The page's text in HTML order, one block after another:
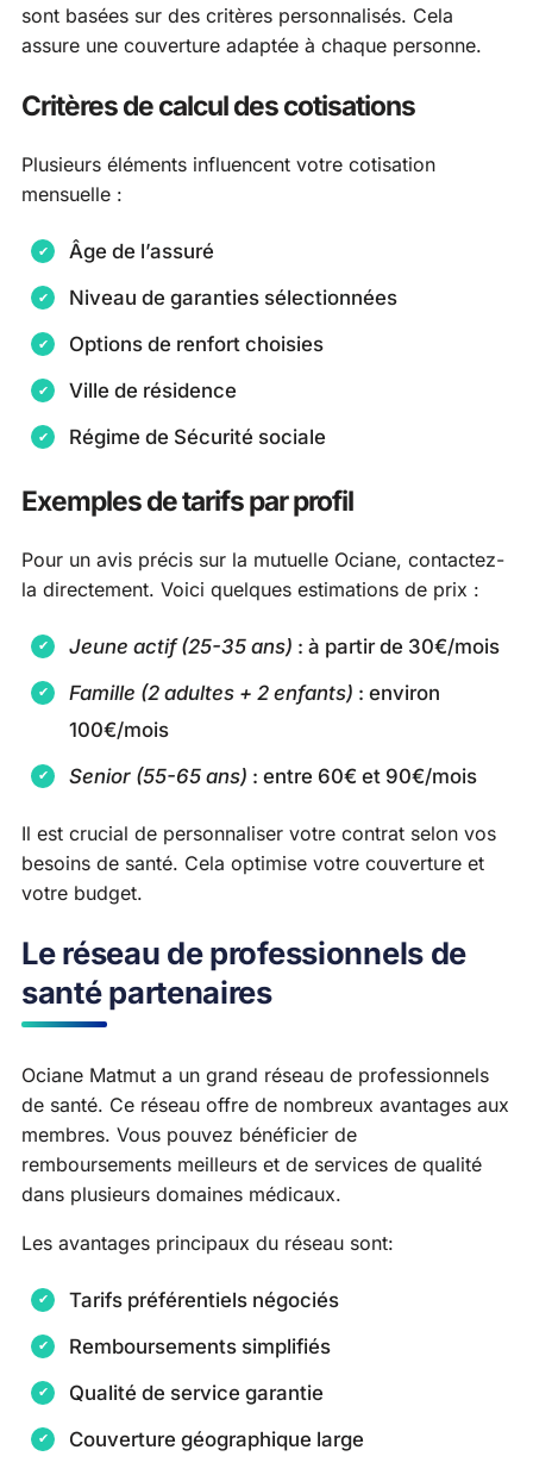
sont basées sur des critères personnalisés. Cela
assure une couverture adaptée à chaque personne.
Critères de calcul des cotisations
Plusieurs éléments influencent votre cotisation
mensuelle :
Âge de l’assuré
Niveau de garanties sélectionnées
Options de renfort choisies
Ville de résidence
Régime de Sécurité sociale
Exemples de tarifs par profil
Pour un avis précis sur la mutuelle Ociane, contactez-
la directement. Voici quelques estimations de prix :
Jeune actif (25-35 ans) : à partir de 30€/mois
Famille (2 adultes + 2 enfants) : environ
100€/mois
Senior (55-65 ans) : entre 60€ et 90€/mois
Il est crucial de personnaliser votre contrat selon vos
besoins de santé. Cela optimise votre couverture et
votre budget.
Le réseau de professionnels de
santé partenaires
Ociane Matmut a un grand réseau de professionnels
de santé. Ce réseau offre de nombreux avantages aux
membres. Vous pouvez bénéficier de
remboursements meilleurs et de services de qualité
dans plusieurs domaines médicaux.
Les avantages principaux du réseau sont:
Tarifs préférentiels négociés
Remboursements simplifiés
Qualité de service garantie
Couverture géographique large